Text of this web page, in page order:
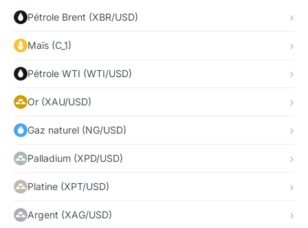
Pétrole Brent (XBR/USD)
Maïs (C_1)
Pétrole WTI (WTI/USD)
Or (XAU/USD)
Gaz naturel (NG/USD)
Palladium (XPD/USD)
Platine (XPT/USD)
Argent (XAG/USD)